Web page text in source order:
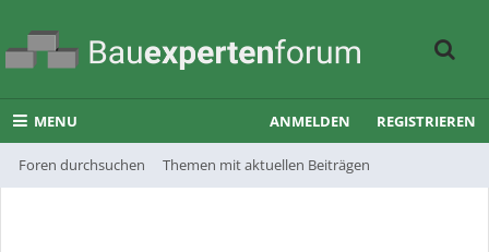
MENU
Foren durchsuchen Themen mit aktuellen Beiträgen
ANMELDEN REGISTRIEREN